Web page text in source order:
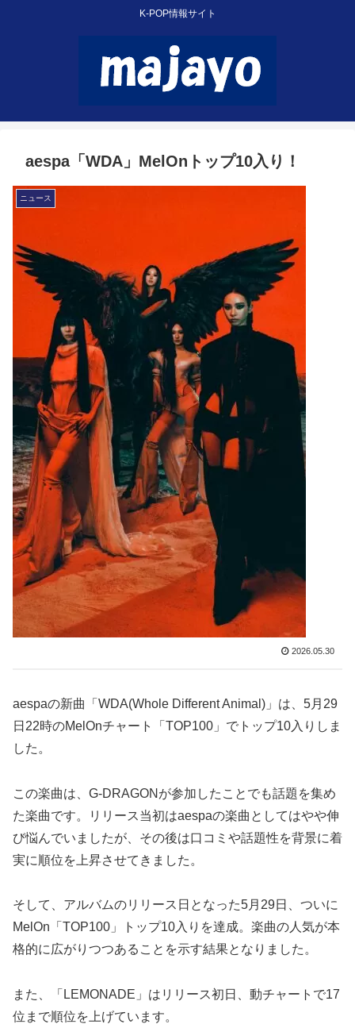
K-POP情報サイト
aespa「WDA」MelOnトップ10入り！
ニュース
2026.05.30
aespaの新曲「WDA(Whole Different Animal)」は、5月29
日22時のMelOnチャート「TOP100」でトップ10入りしま
した。
この楽曲は、G-DRAGONが参加したことでも話題を集め
た楽曲です。リリース当初はaespaの楽曲としてはやや伸
び悩んでいましたが、その後は口コミや話題性を背景に着
実に順位を上昇させてきました。
そして、アルバムのリリース日となった5月29日、ついに
MelOn「TOP100」トップ10入りを達成。楽曲の人気が本
格的に広がりつつあることを示す結果となりました。
また、「LEMONADE」はリリース初日、動チャートで17
位まで順位を上げています。